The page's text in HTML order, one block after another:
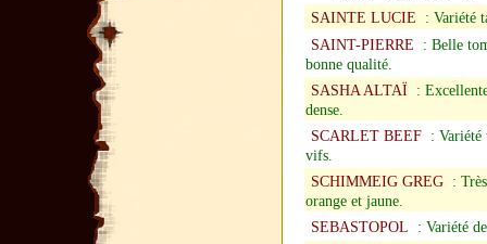
SAINTE LUCIE : Variété
SAINT-PIERRE : Belle
bonne qualité.
SASHA ALTAÏ :
dense.
SCARLET BEEF : Variété
vifs.
SCHIMMEIG GREG :
orange et jaune.
SEBASTOPOL : Variété